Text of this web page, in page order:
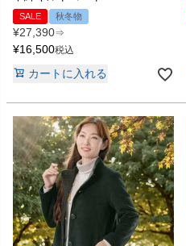
SALE 秋冬物
¥27,390⇒
¥16,500税込
カートに入れる